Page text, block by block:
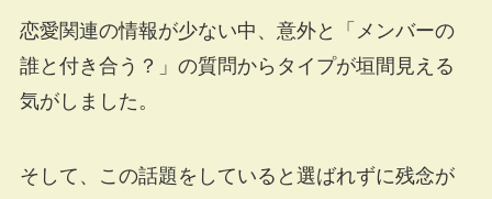
恋愛関連の情報が少ない中、意外と「メンバーの
誰と付き合う？」の質問からタイプが垣間見える
気がしました。
そして、この話題をしていると選ばれずに残念が